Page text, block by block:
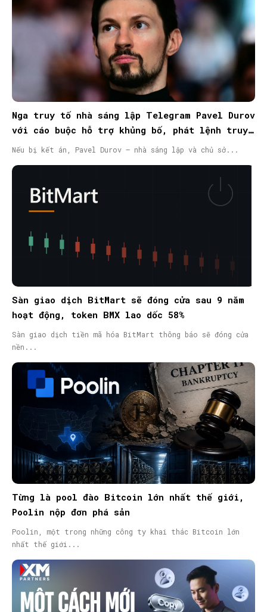
Nga truy tố nhà sáng lập Telegram Pavel Durov
với cáo buộc hỗ trợ khủng bố, phát lệnh truy
nã quốc tế
Nếu bị kết án, Pavel Durov – nhà sáng lập và chủ sở...
Sàn giao dịch BitMart sẽ đóng cửa sau 9 năm
hoạt động, token BMX lao dốc 58%
Sàn giao dịch tiền mã hóa BitMart thông báo sẽ đóng cửa
nền...
Từng là pool đào Bitcoin lớn nhất thế giới,
Poolin nộp đơn phá sản
Poolin, một trong những công ty khai thác Bitcoin lớn
nhất thế giới...